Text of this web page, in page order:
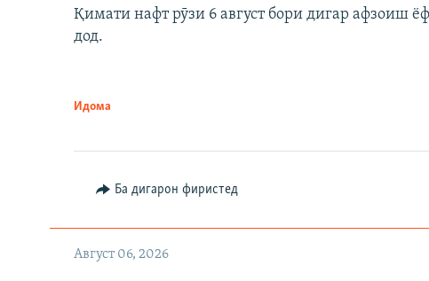
Қимати нафт рӯзи 6 август бори дигар афзоиш
дод.
Идома
Ба дигарон фиристед
Август 06, 2026